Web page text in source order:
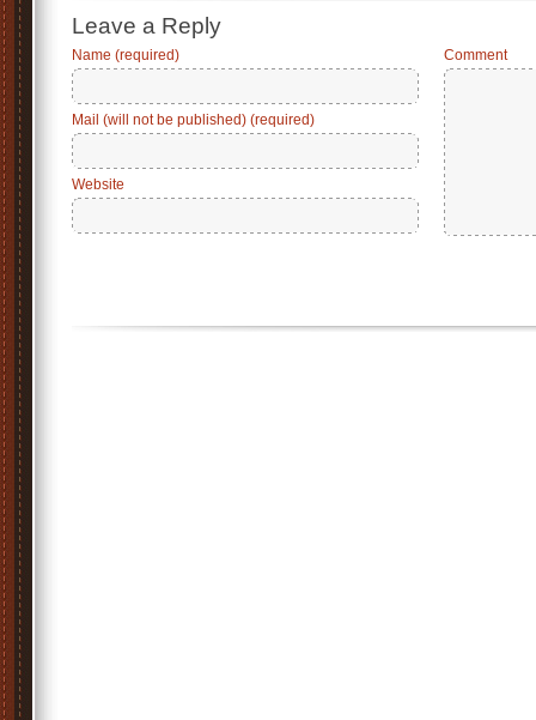
Leave a Reply
Name (required)
Mail (will not be published) (required)
Website
Comment